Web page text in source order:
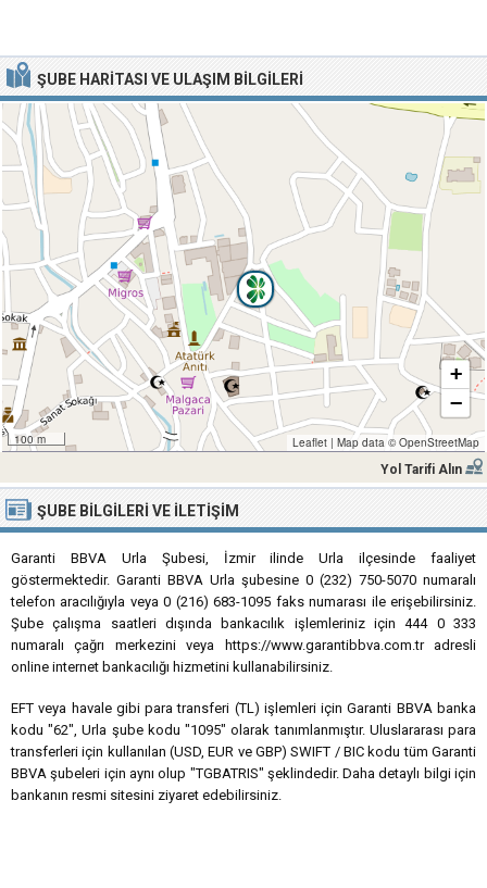
ŞUBE HARITASI VE ULAŞIM BILGILERI
100 m
+
−
Leaflet | Map data ©OpenStreetMap
Yol Tarifi Alın
ŞUBE BILGILERI VE İLETIŞIM
Garanti BBVA Urla Şubesi, İzmir ilinde Urla ilçesinde faaliyet
göstermektedir. Garanti BBVA Urla şubesine 0 (232) 750-5070 numaralı
telefon aracılığıyla veya 0 (216) 683-1095 faks numarası ile erişebilirsiniz.
Şube çalışma saatleri dışında bankacılık işlemleriniz için 444 0 333
numaralı çağrı merkezini veya https://www.garantibbva.com.tr adresli
online internet bankacılığı hizmetini kullanabilirsiniz.
EFT veya havale gibi para transferi (TL) işlemleri için Garanti BBVA banka
kodu "62", Urla şube kodu "1095" olarak tanımlanmıştır. Uluslararası para
transferleri için kullanılan (USD, EUR ve GBP) SWIFT / BIC kodu tüm Garanti
BBVA şubeleri için aynı olup "TGBATRIS" şeklindedir. Daha detaylı bilgi için
bankanın resmi sitesini ziyaret edebilirsiniz.